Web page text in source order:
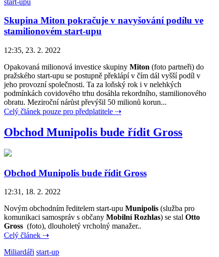
Skupina Miton pokračuje v navyšování podílu ve
stamilionovém start-upu
12:35, 23. 2. 2022
Opakovaná milionová investice skupiny Miton (foto partneři) do
pražského start-upu se postupně překlápí v čím dál vyšší podíl v
jeho provozní společnosti. Ta za loňský rok i v nelehkých
podmínkách covidového trhu dosáhla rekordního, stamilionového
obratu. Meziroční nárůst převýšil 50 milionů korun...
Celý článek pouze pro předplatitele ⇢
Obchod Munipolis bude řídit Gross
Obchod Munipolis bude řídit Gross
12:31, 18. 2. 2022
Novým obchodním ředitelem start-upu Munipolis (služba pro
komunikaci samospráv s občany Mobilní Rozhlas) se stal Otto
Gross (foto), dlouholetý vrcholný manažer..
Celý článek ⇢
Miliardáři start-up